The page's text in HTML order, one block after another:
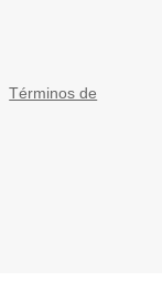
Términos de